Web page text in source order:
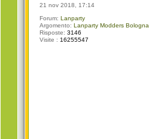
21 nov 2018, 17:14
Forum: Lanparty
Argomento: Lanparty Modders Bologna
Risposte: 3146
Visite : 16255547